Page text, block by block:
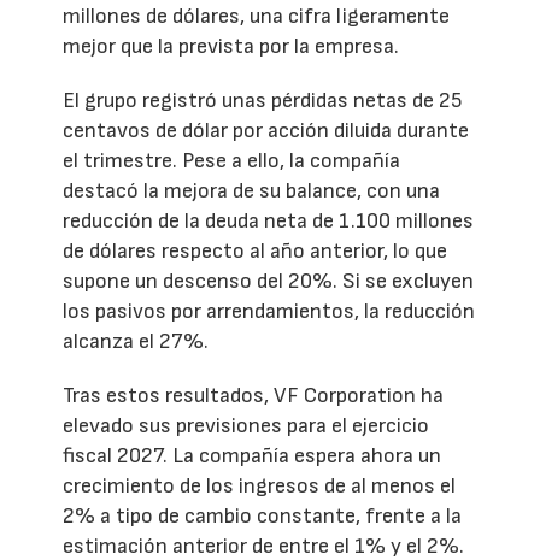
millones de dólares, una cifra ligeramente
mejor que la prevista por la empresa.
El grupo registró unas pérdidas netas de 25
centavos de dólar por acción diluida durante
el trimestre. Pese a ello, la compañía
destacó la mejora de su balance, con una
reducción de la deuda neta de 1.100 millones
de dólares respecto al año anterior, lo que
supone un descenso del 20%. Si se excluyen
los pasivos por arrendamientos, la reducción
alcanza el 27%.
Tras estos resultados, VF Corporation ha
elevado sus previsiones para el ejercicio
fiscal 2027. La compañía espera ahora un
crecimiento de los ingresos de al menos el
2% a tipo de cambio constante, frente a la
estimación anterior de entre el 1% y el 2%.